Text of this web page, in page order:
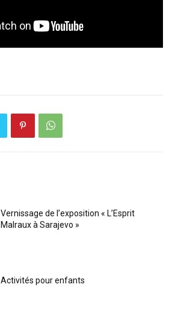
Vernissage de l’exposition « L’Esprit
Malraux à Sarajevo »
Activités pour enfants